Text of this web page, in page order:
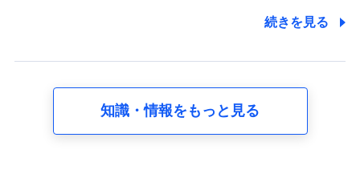
の内容、保険料、保険料のお支払方法、車のメーカーや
走行距離などの情報、建物の構造や築年数などの情報、
続きを見る
知識・情報をもっと見る